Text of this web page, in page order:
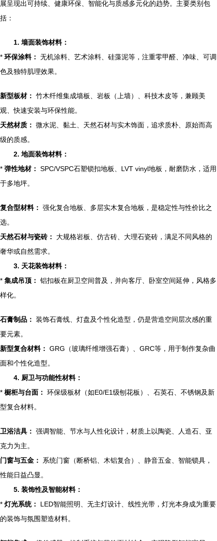
展呈现出可持续、健康环保、智能化与质感多元化的趋势。主要类别包
括：
1. 墙面装饰材料：
* 环保涂料： 无机涂料、艺术涂料、硅藻泥等，注重零甲醛、净味、可调
色及独特肌理效果。
新型板材： 竹木纤维集成墙板、岩板（上墙）、科技木皮等，兼顾美
观、快速安装与环保性能。
天然材质： 微水泥、黏土、天然石材与实木饰面，追求质朴、原始而高
级的质感。
2. 地面装饰材料：
* 弹性地材： SPC/VSPC石塑锁扣地板、LVT vinyl地板，耐磨防水，适用
于多地坪。
复合型材料： 强化复合地板、多层实木复合地板，是稳定性与性价比之
选。
天然石材与瓷砖：
大规格岩板、仿古砖、大理石瓷砖，满足不同风格的
奢华或自然需求。
3. 天花装饰材料：
* 集成吊顶： 铝扣板在厨卫空间普及，并向客厅、卧室空间延伸，风格多
样化。
石膏制品： 装饰石膏线、灯盘及个性化造型，仍是营造空间层次感的重
要元素。
新型复合材料： GRG（玻璃纤维增强石膏）、GRC等，用于制作复杂曲
面和个性化造型。
4. 厨卫与功能性材料：
* 橱柜与台面： 环保级板材（如E0/E1级刨花板）、石英石、不锈钢及新
型复合材料。
卫浴洁具： 强调智能、节水与人性化设计，材质上以陶瓷、人造石、亚
克力为主。
门窗与五金：
系统门窗（断桥铝、木铝复合）、静音五金、智能锁具，
性能日益凸显。
5. 装饰性及智能材料：
* 灯光系统：
LED智能照明、无主灯设计、线性光带，灯光本身成为重要
的装饰与氛围塑造材料。